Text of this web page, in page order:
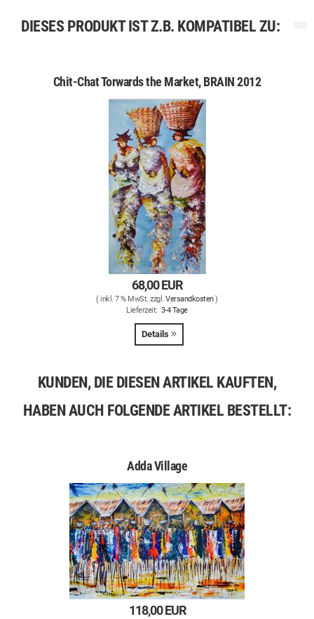
DIESES PRODUKT IST Z.B. KOMPATIBEL ZU:
Chit-Chat Torwards the Market, BRAIN 2012
68,00 EUR
( inkl. 7 % MwSt. zzgl.Versandkosten)
Lieferzeit: 3-4 Tage
Details
KUNDEN, DIE DIESEN ARTIKEL KAUFTEN,
HABEN AUCH FOLGENDE ARTIKEL BESTELLT:
Adda Village
118,00 EUR